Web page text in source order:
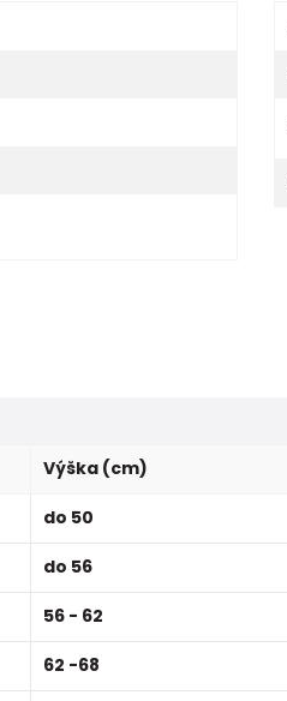
Výška (cm)
do 50
do 56
56 - 62
62 -68